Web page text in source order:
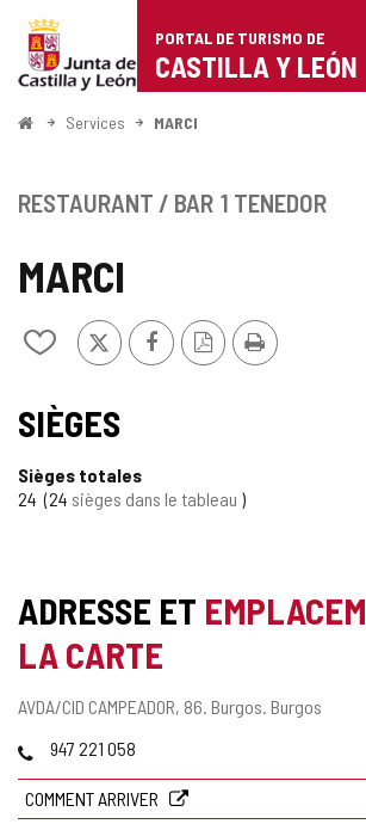
Portal
de
Turismo
Castilla
León
PORTAL DE TURISMO DE
CASTILLA Y LEÓN
<
Services MARCI
MARCI
Ajouter/retirer
de
cahiers
X FacebookVersion
PDF
Imprimer
RESTAURANT / BAR 1 TENEDOR
SIÈGES
Sièges totales
24 24 sièges dans le tableau
ADRESSE ET
LA CARTE
Adresse
AVDA/CID CAMPEADOR, 86. Burgos. Burgos
Téléphones
947 221 058
COMMENT ARRIVER